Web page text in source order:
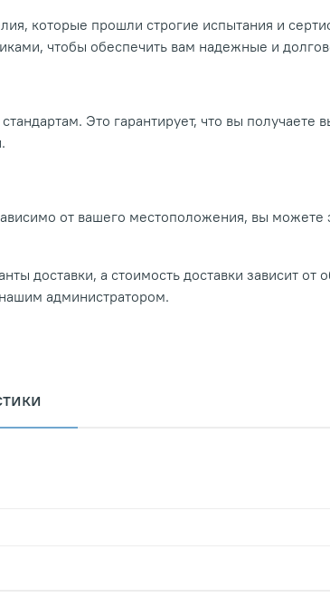
которые прошли строгие испытания и
чтобы обеспечить вам надежные и
Это гарантирует, что вы получаете
от вашего местоположения, вы можете
доставки, а стоимость доставки зависит от
администратором.